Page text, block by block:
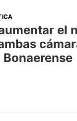
el